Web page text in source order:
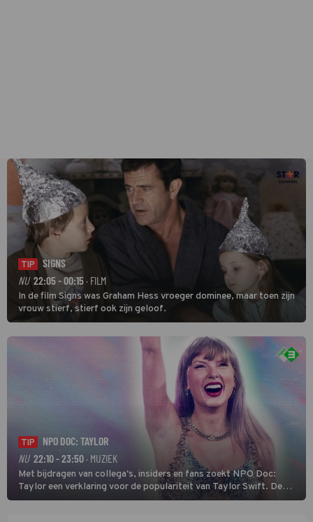
TIP
SIGNS
NU 22:05 - 00:15 · FILM
In de film Signs was Graham Hess vroeger dominee, maar toen zijn
vrouw stierf, stierf ook zijn geloof.
TIP
NPO DOC: TAYLOR
NU 22:10 - 23:50 · MUZIEK
Met bijdragen van collega's, insiders en fans zoekt NPO Doc:
Taylor een verklaring voor de populariteit van Taylor Swift. De
singer-songwriter is een van de succesvolste sterren van onze tijd